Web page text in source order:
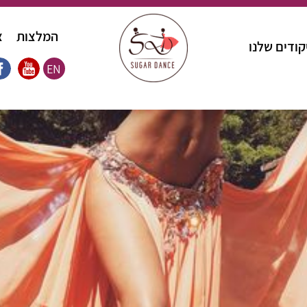
שלנו
המלצות
EN